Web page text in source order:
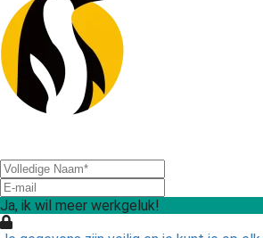
Ja, ik wil meer werkgeluk!